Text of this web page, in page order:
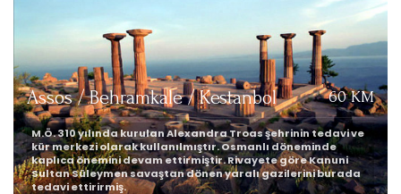
Assos / Behramkale / Kestanbol 60 KM
M.Ö. 310 yılında kurulan Alexandra Troas şehrinin tedavi ve
kür merkezi olarak kullanılmıştır. Osmanlı döneminde
kaplıca önemini devam ettirmiştir. Rivayete göre Kanuni
Sultan Süleymen savaştan dönen yaralı gazilerini burada
tedavi ettirirmiş.